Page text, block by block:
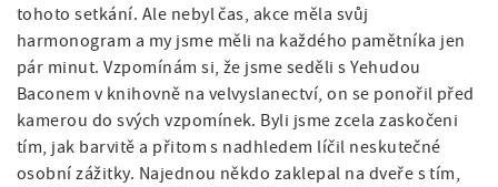
tohoto setkání. Ale nebyl čas, akce měla svůj
harmonogram a my jsme měli na každého pamětníka jen
pár minut. Vzpomínám si, že jsme seděli s Yehudou
Baconem v knihovně na velvyslanectví, on se ponořil před
kamerou do svých vzpomínek. Byli jsme zcela zaskočeni
tím, jak barvitě a přitom s nadhledem líčil neskutečné
osobní zážitky. Najednou někdo zaklepal na dveře s tím,